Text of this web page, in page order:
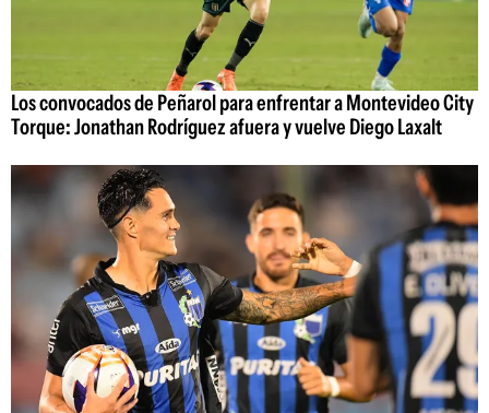
Los convocados de Peñarol para enfrentar a Montevideo City
Torque: Jonathan Rodríguez afuera y vuelve Diego Laxalt